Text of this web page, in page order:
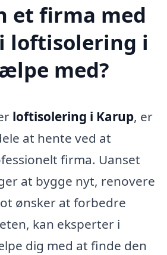
et firma med
loftisolering i
med?
loftisolering i Karup, er
at hente ved at
firma. Uanset
at bygge nyt, renovere
ønsker at forbedre
kan eksperter i
dig med at finde den